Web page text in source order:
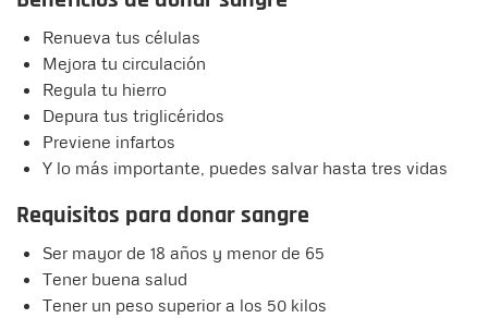
Renueva tus células
Mejora tu circulación
Regula tu hierro
Depura tus triglicéridos
Previene infartos
Y lo más importante, puedes salvar hasta tres vidas
Requisitos para donar sangre
Ser mayor de 18 años y menor de 65
Tener buena salud
Tener un peso superior a los 50 kilos